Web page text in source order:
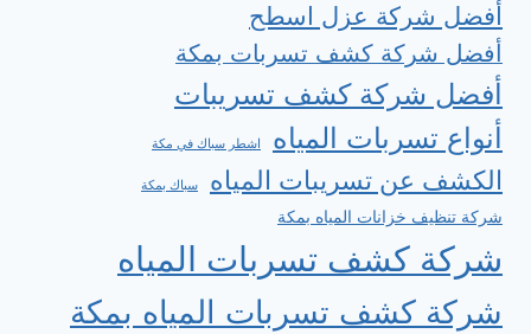
أفضل شركة عزل اسطح
أفضل شركة كشف تسربات بمكة
أفضل شركة كشف تسريبات
أنواع تسربات المياه
اشطر سباك في مكة
الكشف عن تسريبات المياه سباك بمكة
شركة تنظيف خزانات المياه بمكة
شركة كشف تسربات المياه
شركة كشف تسربات المياه بمكة